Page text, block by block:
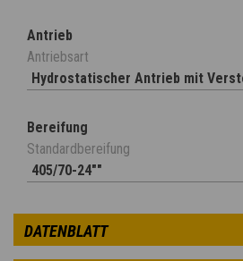
Antrieb
Antriebsart
Hydrostatischer Antrieb mit
Bereifung
Standardbereifung
405/70-24""
DATENBLATT